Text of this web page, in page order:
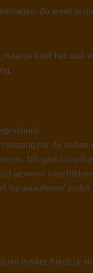
Zo weet je
, maar je kunt het ook
tot de online
Dit gaat in
gewoon
‘opwaarderen’
Pakket biedt je